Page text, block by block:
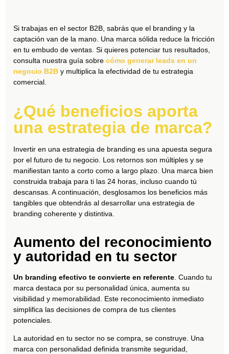
Si trabajas en el sector B2B, sabrás que el branding y la
captación van de la mano. Una marca sólida reduce la fricción
en tu embudo de ventas. Si quieres potenciar tus resultados,
consulta nuestra guía sobre cómo generar leads en un
negocio B2B y multiplica la efectividad de tu estrategia
comercial.
¿Qué beneficios aporta
una estrategia de marca?
Invertir en una estrategia de branding es una apuesta segura
por el futuro de tu negocio. Los retornos son múltiples y se
manifiestan tanto a corto como a largo plazo. Una marca bien
construida trabaja para ti las 24 horas, incluso cuando tú
descansas. A continuación, desglosamos los beneficios más
tangibles que obtendrás al desarrollar una estrategia de
branding coherente y distintiva.
Aumento del reconocimiento
y autoridad en tu sector
Un branding efectivo te convierte en referente . Cuando tu
marca destaca por su personalidad única, aumenta su
visibilidad y memorabilidad. Este reconocimiento inmediato
simplifica las decisiones de compra de tus clientes
potenciales.
La autoridad en tu sector no se compra, se construye. Una
marca con personalidad definida transmite seguridad,